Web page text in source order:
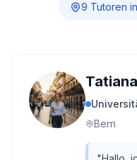
9 Tutoren in
Tatiana
Bern